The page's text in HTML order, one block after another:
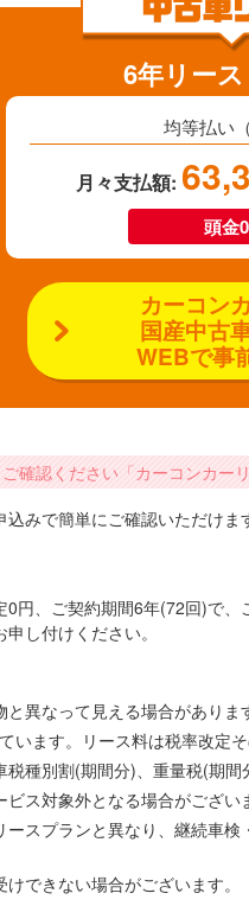
6年リース
均等払い
月々支払額:
頭金
カーコン
国産中古
WEBで事
ご確認ください「カーコンカー
みで簡単にご確認いただけま
円、ご契約期間6年(72回)で
し付けください。
異なって見える場合がありま
ます。リース料は税率改定
種別割(期間分)、重量税(期
ス対象外となる場合がござい
スプランと異なり、継続車
できない場合がございます。